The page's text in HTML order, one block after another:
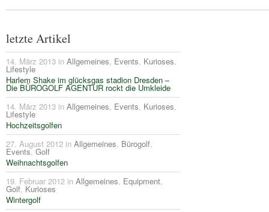
letzte Artikel
14. März 2013 in Allgemeines, Events, Kurioses,
Lifestyle
Harlem Shake im glücksgas stadion Dresden –
Die BÜROGOLF AGENTUR rockt die Umkleide
14. März 2013 in Allgemeines, Events, Kurioses,
Lifestyle
Hochzeitsgolfen
27. August 2012 in Allgemeines, Bürogolf,
Events, Golf
Weihnachtsgolfen
19. Februar 2012 in Allgemeines, Equipment,
Golf, Kurioses
Wintergolf